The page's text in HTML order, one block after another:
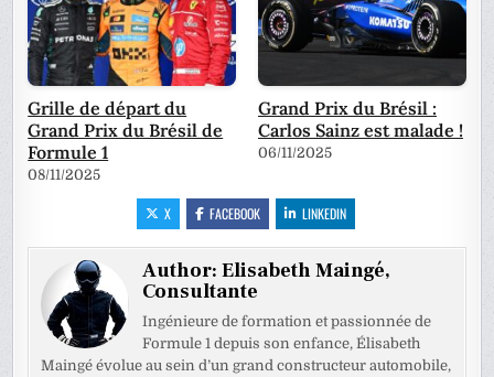
Grille de départ du
Grand Prix du Brésil de
Formule 1
08/11/2025
Grand Prix du Brésil :
Carlos Sainz est malade !
06/11/2025
X FACEBOOK LINKEDIN
Author:Elisabeth Maingé,
Consultante
Ingénieure de formation et passionnée de
Formule 1 depuis son enfance, Élisabeth
Maingé évolue au sein d’un grand constructeur automobile,